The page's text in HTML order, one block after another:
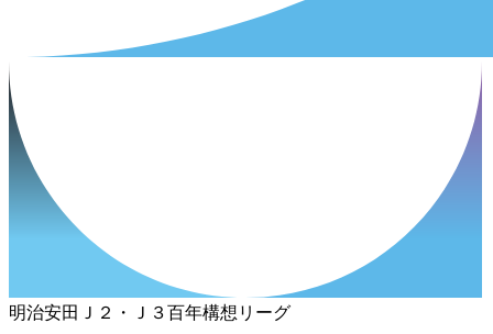
明治安田Ｊ２・Ｊ３百年構想リーグ